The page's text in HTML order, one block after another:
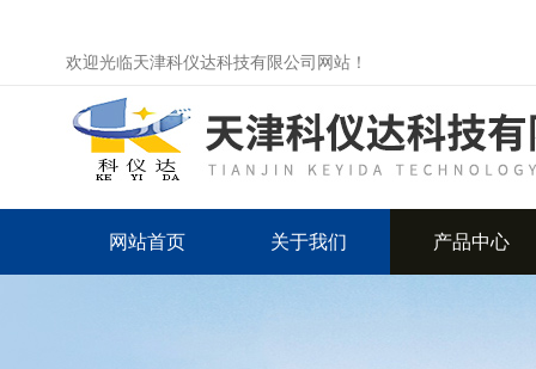
欢迎光临天津科仪达科技有限公司网站！
网站首页 关于我们 产品中心